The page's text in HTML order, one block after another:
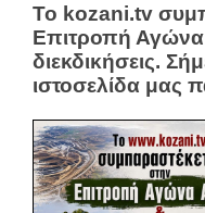
Το kozani.tv
Επιτροπή Αγώνα
διεκδικήσεις.
ιστοσελίδα μας